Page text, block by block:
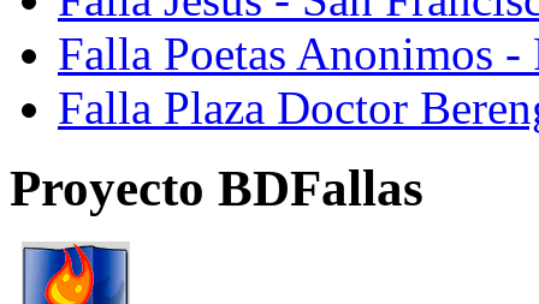
Falla Poetas Anonimos
Falla Plaza Doctor
Proyecto BDFallas